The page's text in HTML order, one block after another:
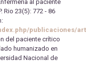
al paciente
Rio 23(5): 772 - 86
publicaciones/
del paciente crítico
humanizado en
Nacional de